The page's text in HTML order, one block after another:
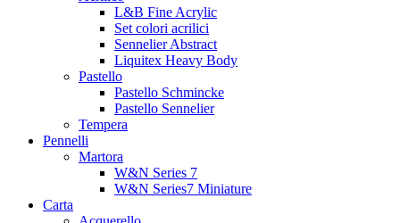
L&B Fine Acrylic
Set colori acrilici
Sennelier Abstract
Liquitex Heavy Body
Pastello
Pastello Schmincke
Pastello Sennelier
Tempera
Pennelli
Martora
W&N Series 7
W&N Series7 Miniature
Carta